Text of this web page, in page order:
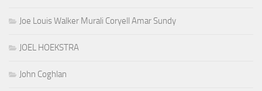
Joe Louis Walker Murali Coryell Amar Sundy
JOEL HOEKSTRA
John Coghlan